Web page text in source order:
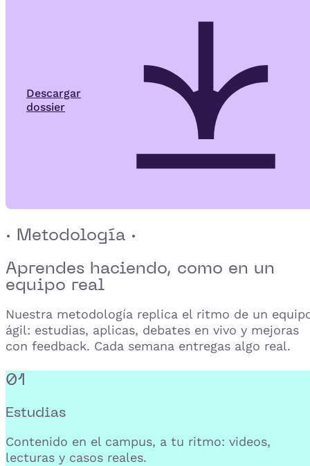
Descargar
dossier
· Metodología ·
Aprendes haciendo, como en un
equipo real
Nuestra metodología replica el ritmo de un
ágil: estudias, aplicas, debates en vivo y mejoras
con feedback. Cada semana entregas algo real.
01
Estudias
Contenido en el campus, a tu ritmo: videos,
lecturas y casos reales.